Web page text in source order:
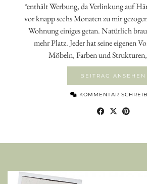
*enthält Werbung, da Verlinkung auf
vor knapp sechs Monaten zu mir
Wohnung einiges getan. Natürlich
mehr Platz. Jeder hat seine eigenen
Möbeln, Farben und
BEITRAG ANSEHEN
KOMMENTAR